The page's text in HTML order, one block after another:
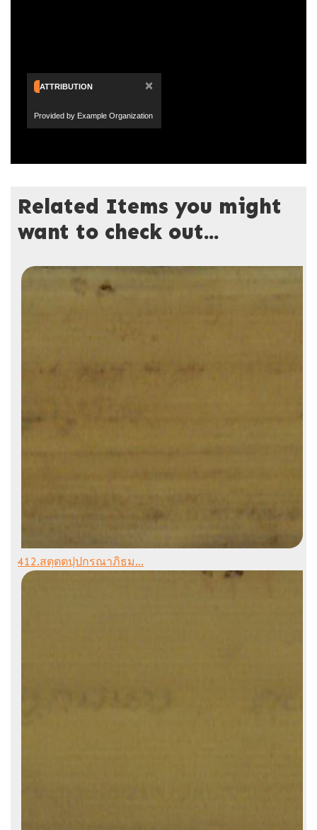
ATTRIBUTION ×
Provided by Example Organization
Related Items you might
want to check out...
412.สตฺตตปฺปกรณาภิธม...